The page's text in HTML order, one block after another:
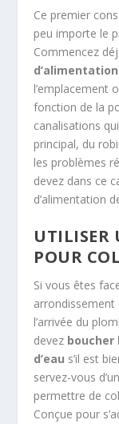
Ce premier
peu importe le
Commencez
l’emplacement
fonction de la
canalisations
principal, du
les problèmes
devez dans ce
d’alimentation
UTILISER
POUR
Si vous êtes
l’arrivée du
devez boucher
d’eau s’il est
servez-vous
permettre de
Conçue pour